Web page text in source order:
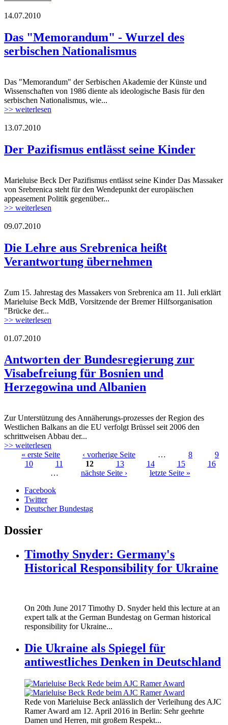
14.07.2010
Das "Memorandum" - Wurzel des
serbischen Nationalismus
Das "Memorandum" der Serbischen Akademie der Künste und
Wissenschaften von 1986 diente als ideologische Basis für den
serbischen Nationalismus, wie...
>> weiterlesen
13.07.2010
Der Pazifismus entlässt seine Kinder
Marieluise Beck Der Pazifismus entlässt seine Kinder Das Massaker
von Srebrenica steht für den Wendepunkt der europäischen
appeasement Politik gegenüber...
>> weiterlesen
09.07.2010
Die Lehre aus Srebrenica heißt
Verantwortung übernehmen
Zum 15. Jahrestag des Massakers von Srebrenica am 11. Juli erklärt
Marieluise Beck MdB, Vorsitzende der Bremer Hilfsorganisation
"Brücke der...
>> weiterlesen
01.07.2010
Antworten der Bundesregierung zur
Visabefreiung für Bosnien und
Herzegowina und Albanien
Zur Unterstützung des Annäherungs-prozesses der Region des
Westlichen Balkans an die EU verfolgt Brüssel seit 2006 den
schrittweisen Abbau der...
>> weiterlesen
Seiten
« erste Seite ‹ vorherige Seite … 8
9
10
11 12 13 14 15
16
…
nächste Seite ›
letzte Seite »
Facebook
Twitter
Deutscher Bundestag
Dossier
Timothy Snyder: Germany's
Historical Responsibility for Ukraine
On 20th June 2017 Timothy D. Snyder held this lecture at an
expert talk at the German Bundestag on German historical
responsibility for Ukraine...
Die Ukraine als Spiegel für
antiwestliches Denken in Deutschland
160412_ramer_award.jpg
160412_ramer_award.jpg
Rede von Marieluise Beck anlässlich der Verleihung des AJC
Ramer Award am 12. April 2016 in Berlin: Sehr geehrte
Damen und Herren, mit großem Respekt...